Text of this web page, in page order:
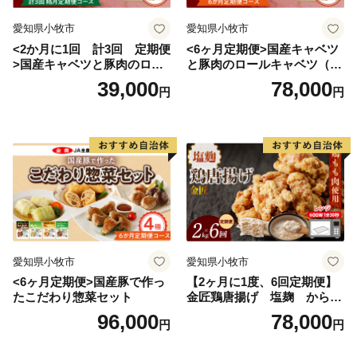
愛知県小牧市
<2か月に1回 計3回 定期便
>国産キャベツと豚肉のロー
ルキャベツ（4P入り）
39,000円
愛知県小牧市
<6ヶ月定期便>国産キャベツ
と豚肉のロールキャベツ（4P
78,000円
愛知県小牧市
<6ヶ月定期便>国産豚で作っ
たこだわり惣菜セット
96,000円
愛知県小牧市
【2ヶ月に1度、6回定期便】
金匠鶏唐揚げ 塩麹 からあ
78,000円